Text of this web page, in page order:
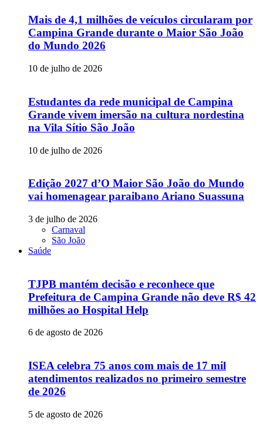
Mais de 4,1 milhões de veículos circularam por
Campina Grande durante o Maior São João
do Mundo 2026
10 de julho de 2026
Estudantes da rede municipal de Campina
Grande vivem imersão na cultura nordestina
na Vila Sítio São João
10 de julho de 2026
Edição 2027 d’O Maior São João do Mundo
vai homenagear paraibano Ariano Suassuna
3 de julho de 2026
Carnaval
São João
Saúde
TJPB mantém decisão e reconhece que
Prefeitura de Campina Grande não deve R$ 42
milhões ao Hospital Help
6 de agosto de 2026
ISEA celebra 75 anos com mais de 17 mil
atendimentos realizados no primeiro semestre
de 2026
5 de agosto de 2026